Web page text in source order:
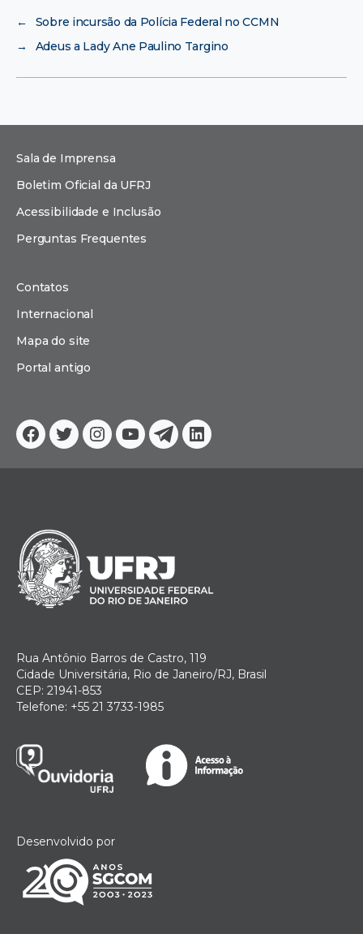
←
Sobre incursão da Polícia Federal no CCMN
→
Adeus a Lady Ane Paulino Targino
Facebook
TwitterInstagram
YouTube
TelegramLinkedin
Sala de Imprensa
Boletim Oficial da UFRJ
Acessibilidade e Inclusão
Perguntas Frequentes
Contatos
Internacional
Mapa do site
Portal antigo
Rua Antônio Barros de Castro, 119
Cidade Universitária, Rio de Janeiro/RJ, Brasil
CEP: 21941-853
Telefone: +55 21 3733-1985
Desenvolvido por